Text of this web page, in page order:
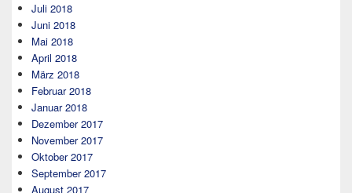
Juli 2018
Juni 2018
Mai 2018
April 2018
März 2018
Februar 2018
Januar 2018
Dezember 2017
November 2017
Oktober 2017
September 2017
August 2017